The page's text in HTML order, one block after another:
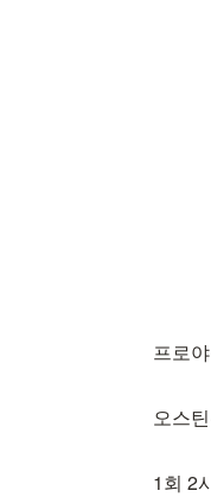
프로
오스
1회 2